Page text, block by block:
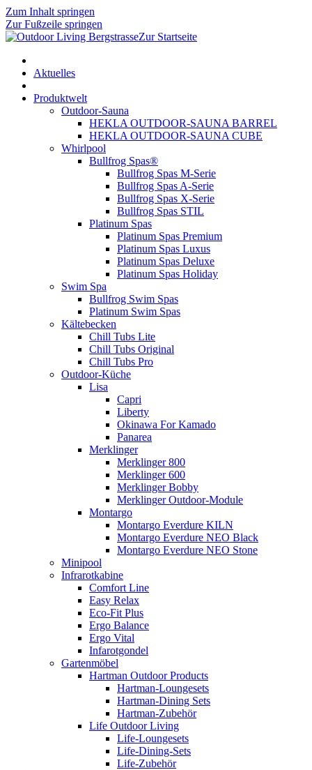
Zum Inhalt springen
Zur Fußzeile springen
Zur Startseite
Aktuelles
Produktwelt
Outdoor-Sauna
HEKLA OUTDOOR-SAUNA BARREL
HEKLA OUTDOOR-SAUNA CUBE
Whirlpool
Bullfrog Spas®
Bullfrog Spas M-Serie
Bullfrog Spas A-Serie
Bullfrog Spas X-Serie
Bullfrog Spas STIL
Platinum Spas
Platinum Spas Premium
Platinum Spas Luxus
Platinum Spas Deluxe
Platinum Spas Holiday
Swim Spa
Bullfrog Swim Spas
Platinum Swim Spas
Kältebecken
Chill Tubs Lite
Chill Tubs Original
Chill Tubs Pro
Outdoor-Küche
Lisa
Capri
Liberty
Okinawa For Kamado
Panarea
Merklinger
Merklinger 800
Merklinger 600
Merklinger Bobby
Merklinger Outdoor-Module
Montargo
Montargo Everdure KILN
Montargo Everdure NEO Black
Montargo Everdure NEO Stone
Minipool
Infrarotkabine
Comfort Line
Easy Relax
Eco-Fit Plus
Ergo Balance
Ergo Vital
Infarotgondel
Gartenmöbel
Hartman Outdoor Products
Hartman-Loungesets
Hartman-Dining Sets
Hartman-Zubehör
Life Outdoor Living
Life-Loungesets
Life-Dining-Sets
Life-Zubehör